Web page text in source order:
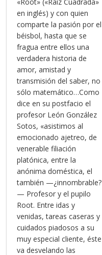
en inglés) y con quien
comparte la pasión por el
béisbol, hasta que se
fragua entre ellos una
verdadera historia de
amor, amistad y
transmisión del saber, no
sólo matemático…Como
dice en su postfacio el
profesor León González
Sotos, «asistimos al
emocionado ajetreo, de
venerable filiación
platónica, entre la
anónima doméstica, el
también —¿innombrable?
— Profesor y el pupilo
Root. Entre idas y
venidas, tareas caseras y
cuidados piadosos a su
muy especial cliente, éste
va desvelando las